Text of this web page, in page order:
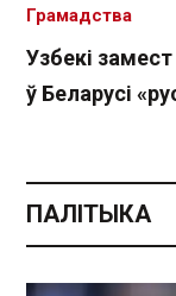
Узбекі
ў Беларусі
Грамадства
ПАЛІТЫКА